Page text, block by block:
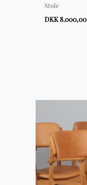
Stole
DKK 8.000,00